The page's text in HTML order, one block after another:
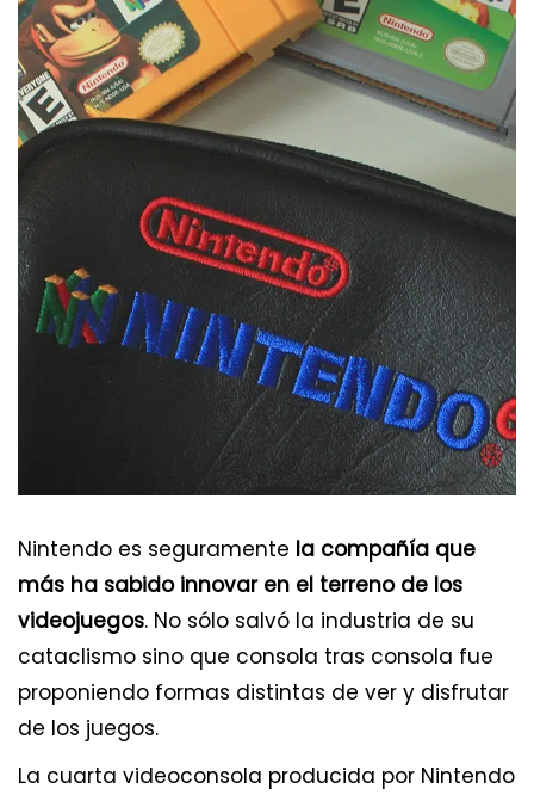
Nintendo es seguramente la compañía que
más ha sabido innovar en el terreno de los
videojuegos. No sólo salvó la industria de su
cataclismo sino que consola tras consola fue
proponiendo formas distintas de ver y disfrutar
de los juegos.
La cuarta videoconsola producida por Nintendo